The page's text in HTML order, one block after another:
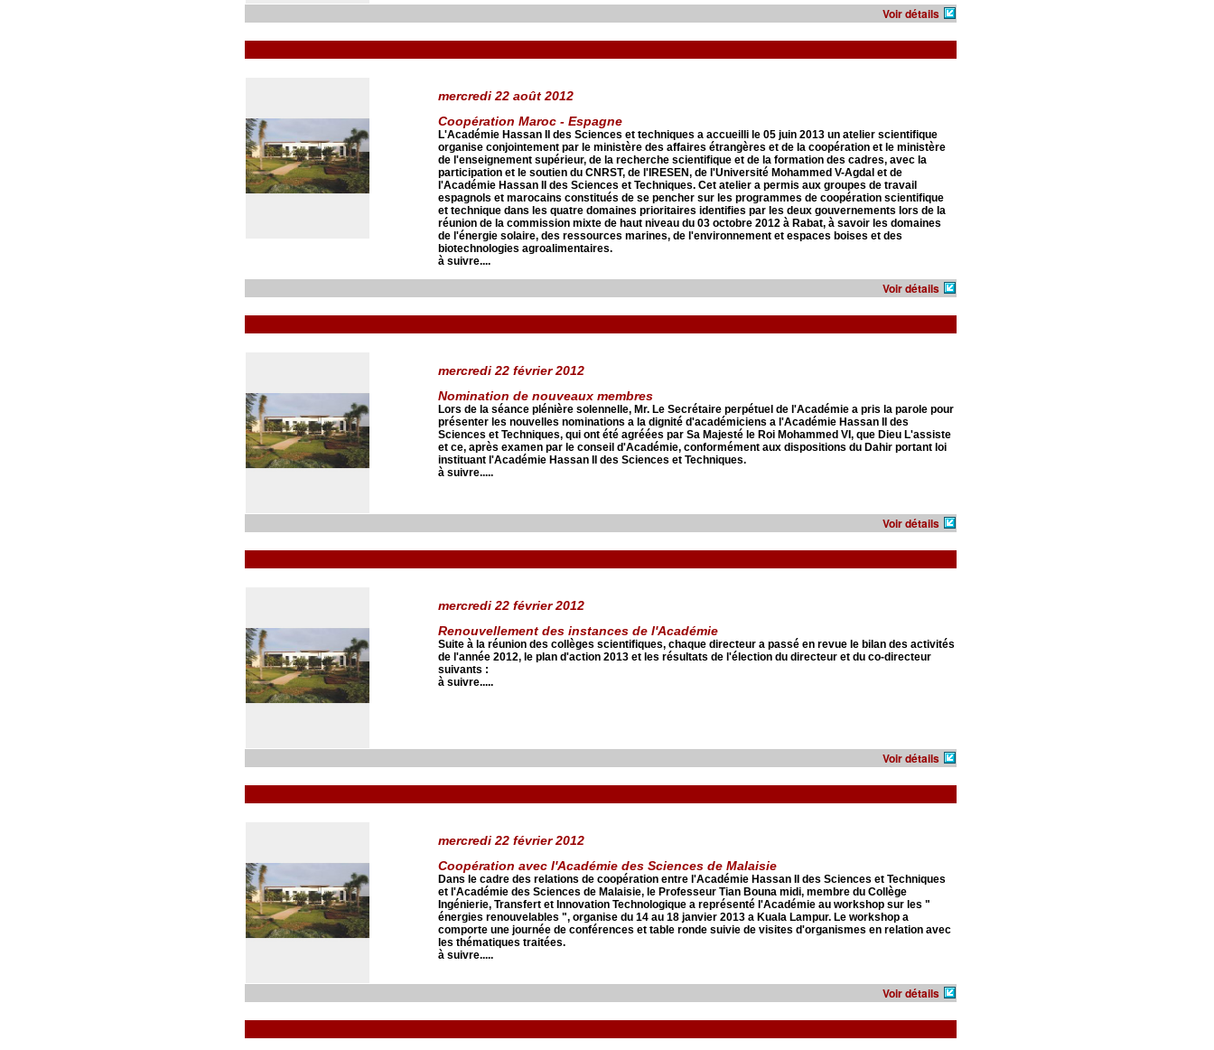
Voir détails
mercredi 22 août 2012
Coopération Maroc - Espagne
L'Académie Hassan II des Sciences et techniques a accueilli le 05 juin 2013 un atelier scientifique
organise conjointement par le ministère des affaires étrangères et de la coopération et le ministère
de l'enseignement supérieur, de la recherche scientifique et de la formation des cadres, avec la
participation et le soutien du CNRST, de l'IRESEN, de l'Université Mohammed V-Agdal et de
l'Académie Hassan II des Sciences et Techniques. Cet atelier a permis aux groupes de travail
espagnols et marocains constitués de se pencher sur les programmes de coopération scientifique
et technique dans les quatre domaines prioritaires identifies par les deux gouvernements lors de la
réunion de la commission mixte de haut niveau du 03 octobre 2012 à Rabat, à savoir les domaines
de l'énergie solaire, des ressources marines, de l'environnement et espaces boises et des
biotechnologies agroalimentaires.
à suivre....
Voir détails
mercredi 22 février 2012
Nomination de nouveaux membres
Lors de la séance plénière solennelle, Mr. Le Secrétaire perpétuel de l'Académie a pris la parole pour
présenter les nouvelles nominations a la dignité d'académiciens a l'Académie Hassan II des
Sciences et Techniques, qui ont été agréées par Sa Majesté le Roi Mohammed VI, que Dieu L'assiste
et ce, après examen par le conseil d'Académie, conformément aux dispositions du Dahir portant loi
instituant l'Académie Hassan II des Sciences et Techniques.
à suivre.....
Voir détails
mercredi 22 février 2012
Renouvellement des instances de l'Académie
Suite à la réunion des collèges scientifiques, chaque directeur a passé en revue le bilan des activités
de l'année 2012, le plan d'action 2013 et les résultats de l'élection du directeur et du co-directeur
suivants :
à suivre.....
Voir détails
mercredi 22 février 2012
Coopération avec l'Académie des Sciences de Malaisie
Dans le cadre des relations de coopération entre l'Académie Hassan II des Sciences et Techniques
et l'Académie des Sciences de Malaisie, le Professeur Tian Bouna midi, membre du Collège
Ingénierie, Transfert et Innovation Technologique a représenté l'Académie au workshop sur les "
énergies renouvelables ", organise du 14 au 18 janvier 2013 a Kuala Lampur. Le workshop a
comporte une journée de conférences et table ronde suivie de visites d'organismes en relation avec
les thématiques traitées.
à suivre.....
Voir détails